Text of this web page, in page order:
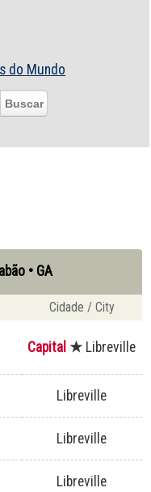
do Mundo
• GA
Cidade / City
Capital ★Libreville
Libreville
Libreville
Libreville